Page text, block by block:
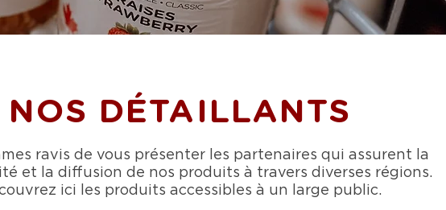
NOS DÉTAILLANTS
ravis de vous présenter les partenaires qui assurent la
et la diffusion de nos produits à travers diverses régions.
ici les produits accessibles à un large public.